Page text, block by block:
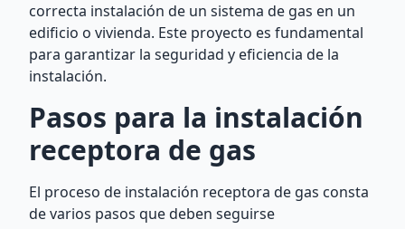
correcta instalación de un sistema de gas en un
edificio o vivienda. Este proyecto es fundamental
para garantizar la seguridad y eficiencia de la
instalación.
Pasos para la instalación
receptora de gas
El proceso de instalación receptora de gas consta
de varios pasos que deben seguirse